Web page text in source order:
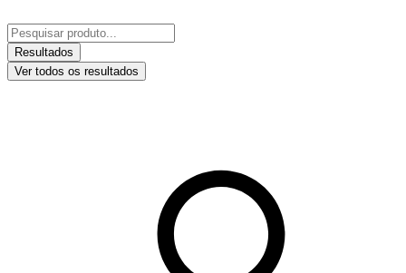
para
o
conteúdo
Pesquisar
...Resultados
Ver todos os resultados